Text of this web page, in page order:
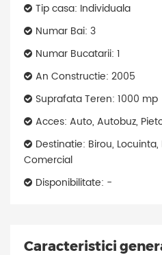
Tip casa: Individuala
Numar Bai: 3
Numar Bucatarii: 1
An Constructie: 2005
Suprafata Teren: 1000 mp
Acces: Auto, Autobuz,
Destinatie: Birou,
Comercial
Disponibilitate: -
Caracteristici